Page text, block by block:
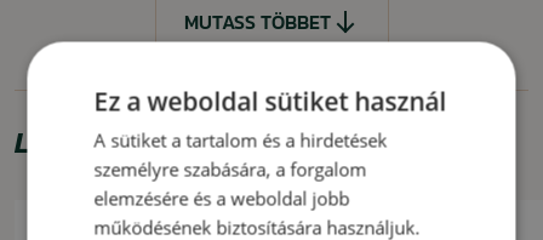
gyors és megbízható rögzítés
rövidíthető
FELHASZNÁLÁS
Praktikus öv, amely főleg alkalmi, de akár mindennapi viselethez is
MUTASS TÖBBET
Limitált ajánlat
Ez a weboldal sütiket használ
A sütiket a tartalom és a hirdetések
személyre szabására, a forgalom
elemzésére és a weboldal jobb
működésének biztosítására használjuk.